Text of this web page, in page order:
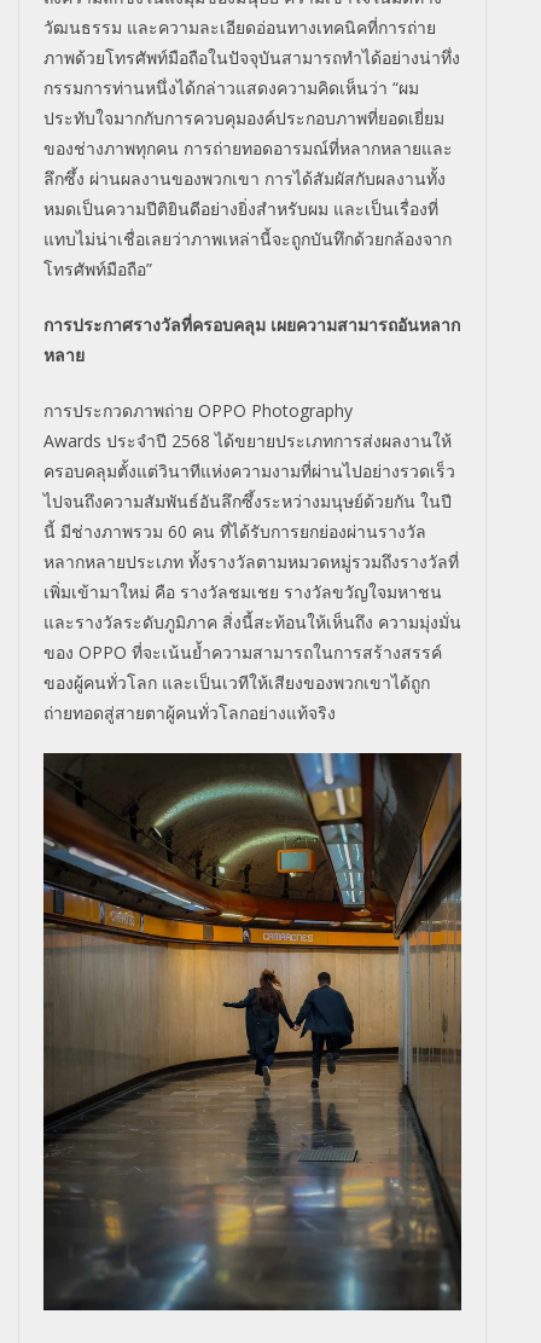
วัฒนธรรม และความละเอียดอ่อนทางเทคนิคที่การถ่าย
ภาพด้วยโทรศัพท์มือถือในปัจจุบันสามารถทำได้อย่างน่าทึ่ง
กรรมการท่านหนึ่งได้กล่าวแสดงความคิดเห็นว่า “ผม
ประทับใจมากกับการควบคุมองค์ประกอบภาพที่ยอดเยี่ยม
ของช่างภาพทุกคน การถ่ายทอดอารมณ์ที่หลากหลายและ
ลึกซึ้ง ผ่านผลงานของพวกเขา การได้สัมผัสกับผลงานทั้ง
หมดเป็นความปีติยินดีอย่างยิ่งสำหรับผม และเป็นเรื่องที่
แทบไม่น่าเชื่อเลยว่าภาพเหล่านี้จะถูกบันทึกด้วยกล้องจาก
โทรศัพท์มือถือ”
การประกาศรางวัลที่ครอบคลุม เผยความสามารถอันหลาก
หลาย
การประกวดภาพถ่าย OPPO Photography
Awards ประจำปี 2568ได้ขยายประเภทการส่งผลงานให้
ครอบคลุมตั้งแต่วินาทีแห่งความงามที่ผ่านไปอย่างรวดเร็ว
ไปจนถึงความสัมพันธ์อันลึกซึ้งระหว่างมนุษย์ด้วยกัน ในปี
นี้ มีช่างภาพรวม 60 คน ที่ได้รับการยกย่องผ่านรางวัล
หลากหลายประเภท ทั้งรางวัลตามหมวดหมู่รวมถึงรางวัลที่
เพิ่มเข้ามาใหม่ คือ รางวัลชมเชย รางวัลขวัญใจมหาชน
และรางวัลระดับภูมิภาค สิ่งนี้สะท้อนให้เห็นถึง ความมุ่งมั่น
ของ OPPO ที่จะเน้นย้ำความสามารถในการสร้างสรรค์
ของผู้คนทั่วโลก และเป็นเวทีให้เสียงของพวกเขาได้ถูก
ถ่ายทอดสู่สายตาผู้คนทั่วโลกอย่างแท้จริง